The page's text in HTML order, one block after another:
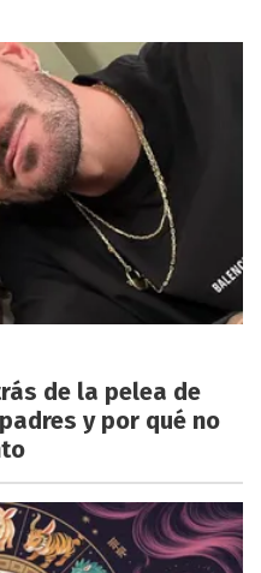
de la pelea de
y por qué no